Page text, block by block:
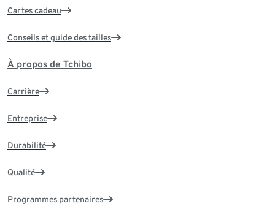
Cartes cadeau
Conseils et guide des tailles
À propos de Tchibo
Carrière
Entreprise
Durabilité
Qualité
Programmes partenaires